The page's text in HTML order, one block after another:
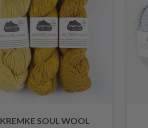
KREMKE SOUL WOOL